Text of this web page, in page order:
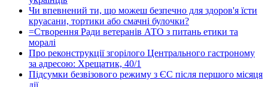
Чи впевнений ти, що можеш безпечно для здоров'я їсти
круасани, тортики або смачні булочки?
=Створення Ради ветеранів АТО з питань етики та
моралі
Про реконструкції згорілого Центрального гастроному
за адресою: Хрещатик, 40/1
Підсумки безвізового режиму з ЄС після першого місяця
дії